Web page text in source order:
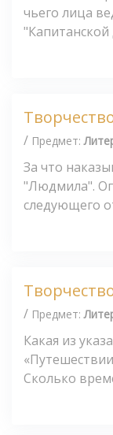
чьего лица
"Капитанской
/ Предмет:
За что
"Людмила".
следующего
/ Предмет:
Какая из
Сколько